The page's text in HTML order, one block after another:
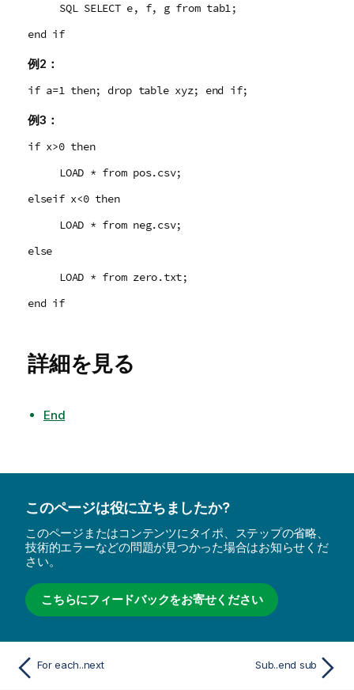
SQL SELECT e, f, g from tab1;
end if
例2：
if a=1 then; drop table xyz; end if;
例3：
if x>0 then
LOAD * from pos.csv;
elseif x<0 then
LOAD * from neg.csv;
else
LOAD * from zero.txt;
end if
詳細を見る
End
このページは役に立ちましたか?
このページまたはコンテンツにタイポ、ステップの省略、
技術的エラーなどの問題が見つかった場合はお知らせくだ
さい。
こちらにフィードバックをお寄せください
For each..next Sub..end sub